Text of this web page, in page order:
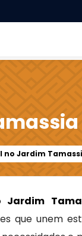
no Jardim
Jardim
que unem